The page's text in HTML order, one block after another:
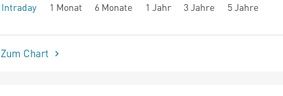
Intraday 1 Monat 6 Monate 1 Jahr 3 Jahre 5 Jahre
seit Beginn
Zum Chart